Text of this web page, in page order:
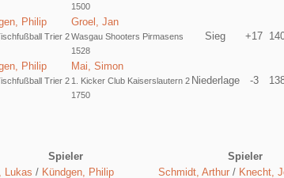
1500
Philip
Trier 2
Groel, Jan
Wasgau Shooters Pirmasens
1528
Sieg +17
Philip
Trier 2
Mai, Simon
1. Kicker Club Kaiserslautern 2
1750
Niederlage -3
Spieler Spieler
Lukas / Kündgen, Philip Schmidt, Arthur/ Knecht,